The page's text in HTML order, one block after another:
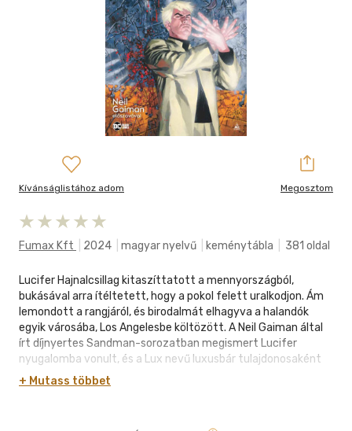
Kívánságlistához adom Megosztom
Fumax Kft 2024 magyar nyelvű keménytábla 381 oldal
Lucifer Hajnalcsillag kitaszíttatott a mennyországból,
bukásával arra ítéltetett, hogy a pokol felett uralkodjon. Ám
lemondott a rangjáról, és birodalmát elhagyva a halandók
egyik városába, Los Angelesbe költözött. A Neil Gaiman által
írt díjnyertes Sandman-sorozatban megismert Lucifer
nyugalomba vonult, és a Lux nevű luxusbár tulajdonosaként
élvezi az életét. Ám a Teremtő által adott megbízás mindent
megváltoztat.
+ Mutass többet